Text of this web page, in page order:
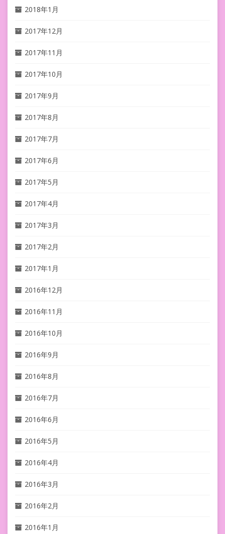
2018年1月
2017年12月
2017年11月
2017年10月
2017年9月
2017年8月
2017年7月
2017年6月
2017年5月
2017年4月
2017年3月
2017年2月
2017年1月
2016年12月
2016年11月
2016年10月
2016年9月
2016年8月
2016年7月
2016年6月
2016年5月
2016年4月
2016年3月
2016年2月
2016年1月